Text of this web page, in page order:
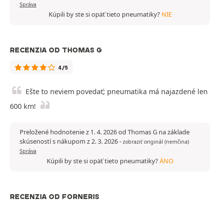
Správa
Kúpili by ste si opäť tieto pneumatiky? NIE
RECENZIA OD THOMAS G
4/5
Ešte to neviem povedať; pneumatika má najazdené len
600 km!
Preložené hodnotenie z 1. 4. 2026 od Thomas G na základe
skúseností s nákupom z 2. 3. 2026- zobraziť originál (nemčina)
Správa
Kúpili by ste si opäť tieto pneumatiky?ÁNO
RECENZIA OD FORNERIS